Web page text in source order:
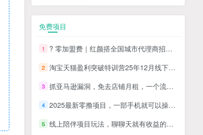
免费项目
1 ? 零加盟费｜红颜搭全国城市代理商招募正式启动！
2 淘宝天猫盈利突破特训营25年12月线下课，系统性的深度剖析电商企业经营之道，打造电商标准化运营体系
3 抓亚马逊漏洞，免去店铺月租，一个流量大竞争小，让你有机会成大卖的赛道
4 2025最新零撸项目，一部手机就可以操作，20秒一单，零投入纯薅羊毛，无门槛，一天200+【揭秘】
5 线上陪伴项目玩法，聊聊天就有收益的项目，一个月收益5000+